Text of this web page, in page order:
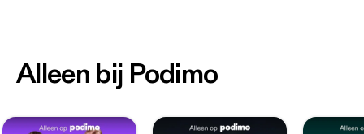
Alleen bij Podimo